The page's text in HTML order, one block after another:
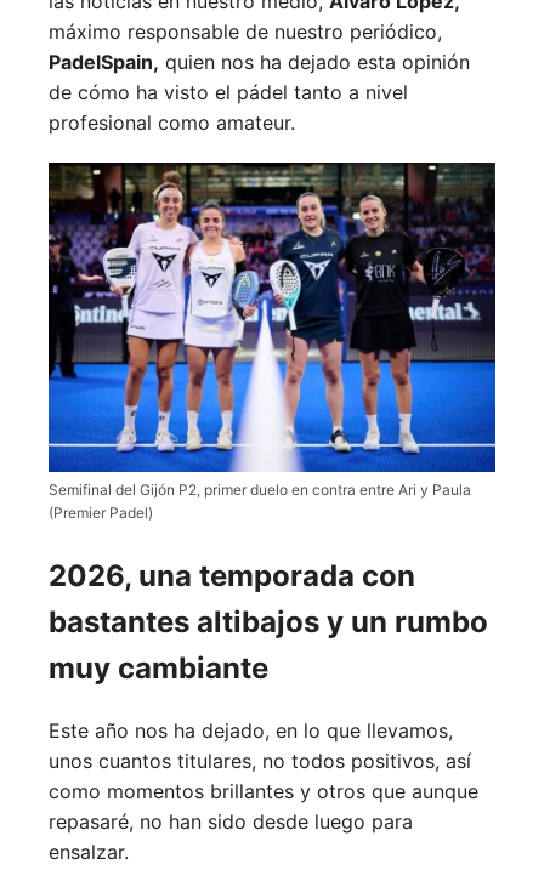
máximo responsable de nuestro periódico,
PadelSpain, quien nos ha dejado esta opinión
de cómo ha visto el pádel tanto a nivel
profesional como amateur.
Semifinal del Gijón P2, primer duelo en contra entre Ari y Paula
(Premier Padel)
2026, una temporada con
bastantes altibajos y un rumbo
muy cambiante
Este año nos ha dejado, en lo que llevamos,
unos cuantos titulares, no todos positivos, así
como momentos brillantes y otros que aunque
repasaré, no han sido desde luego para
ensalzar.